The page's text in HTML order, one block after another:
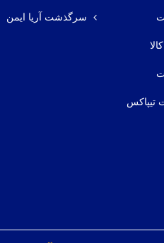
تیپاکس
سرگذشت آریا ایمن